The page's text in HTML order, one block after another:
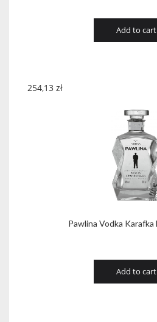
Add to cart
Pawlina Vodka Karafka
254,13 zł
Add to cart